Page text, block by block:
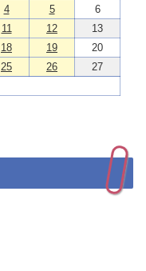
4 5
6
11 12
13
18 19
20
25 26
27